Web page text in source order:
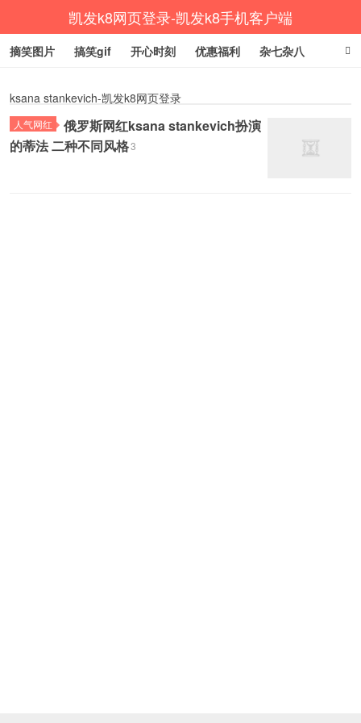
凯发k8网页登录-凯发k8手机客户端
摘笑图片 搞笑gif 开心时刻 优惠福利 杂七杂八
ksana stankevich-凯发k8网页登录
人气网红
俄罗斯网红ksana stankevich扮演
的蒂法 二种不同风格3